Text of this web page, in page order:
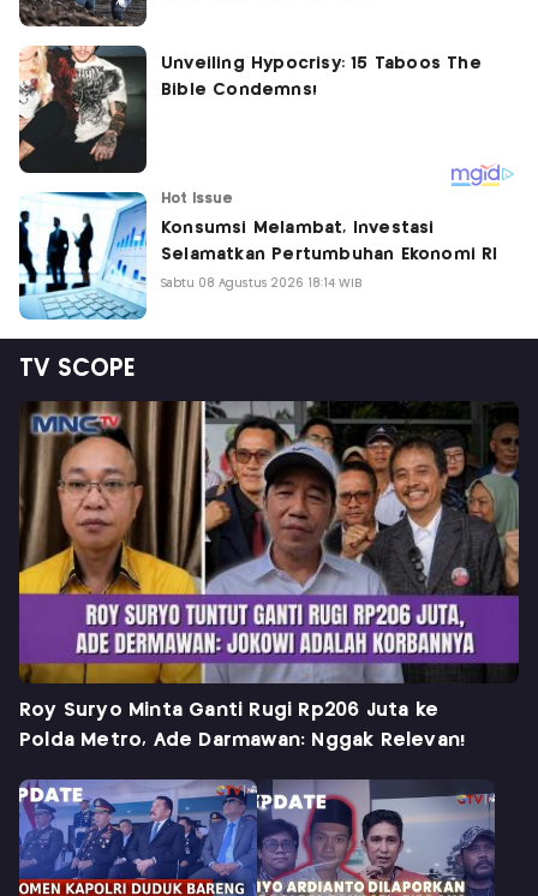
Hot Issue
Konsumsi Melambat, Investasi
Selamatkan Pertumbuhan Ekonomi RI
Sabtu 08 Agustus 2026 18:14 WIB
TV SCOPE
Roy Suryo Minta Ganti Rugi Rp206 Juta ke
Polda Metro, Ade Darmawan: Nggak Relevan!